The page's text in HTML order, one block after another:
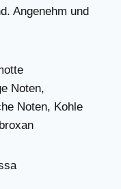
Angenehm und
Noten,
Noten, Kohle